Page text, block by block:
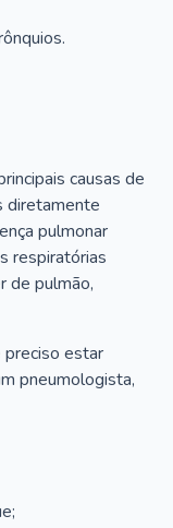
causas de
diretamente
pulmonar
respiratórias
de pulmão,
preciso estar
pneumologista,